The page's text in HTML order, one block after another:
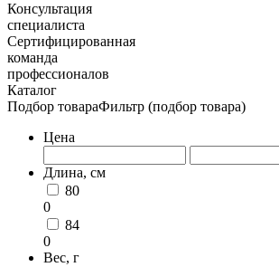
Консультация
специалиста
Сертифицированная
команда
профессионалов
Каталог
Подбор товараФильтр (подбор товара)
Цена
Длина, см
80
0
84
0
Вес, г